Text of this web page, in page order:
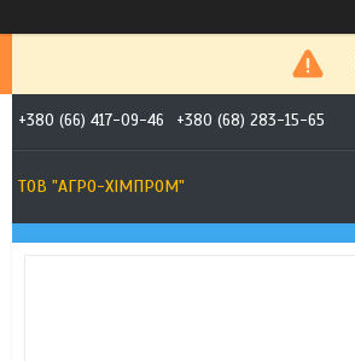
+380 (66) 417-09-46 +380 (68) 283-15-65
ТОВ "АГРО-ХІМПРОМ"